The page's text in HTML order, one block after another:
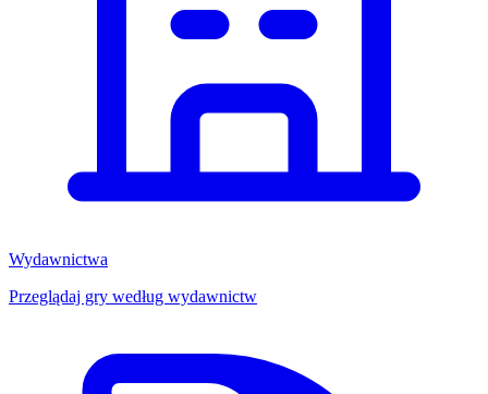
Wydawnictwa
Przeglądaj gry według wydawnictw